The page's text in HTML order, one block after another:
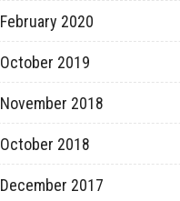
February 2020
October 2019
November 2018
October 2018
December 2017